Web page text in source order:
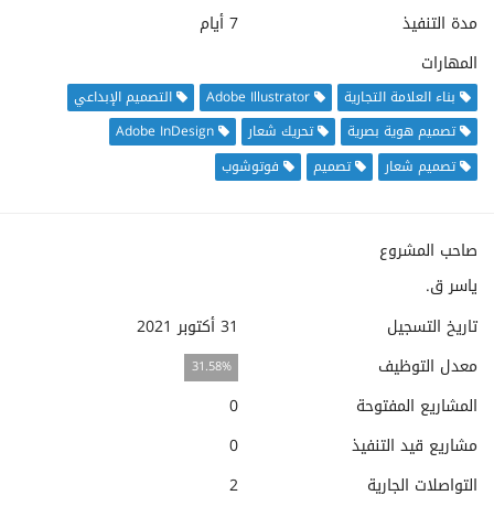
مدة التنفيذ
7 أيام
المهارات
بناء العلامة التجارية Adobe Illustrator
التصميم الإبداعي
تصميم هوية بصرية
تحريك شعار
Adobe InDesign
تصميم شعار
تصميم فوتوشوب
صاحب المشروع
ياسر ق.
تاريخ التسجيل
31 أكتوبر 2021
معدل التوظيف
31.58%
المشاريع المفتوحة
0
مشاريع قيد التنفيذ
0
التواصلات الجارية
2